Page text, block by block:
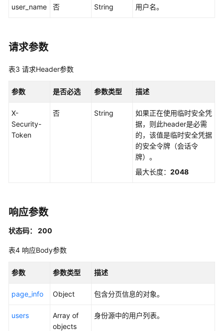
性
管
理
签
理
程
user_name 否 String 用户名。
请求参数
表3 请求Header参数
参数 是否必选 参数类型 描述
X-
Security-
Token
否 String
如果正在使用临时安全凭
据，则此header是必需
的，该值是临时安全凭据
的安全令牌（会话令
牌）。
最大长度： 2048
响应参数
状态码： 200
表4 响应Body参数
参数 参数类型 描述
page_info Object 包含分页信息的对象。
users
Array of
objects
身份源中的用户列表。